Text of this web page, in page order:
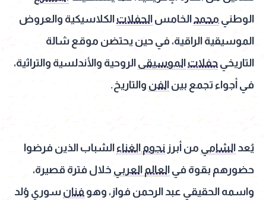
الوطني محمد الخامس الحفلات الكلاسيكية والعروض
الموسيقية الراقية، في حين يحتضن موقع شالة
التاريخي حفلات الموسيقى الروحية والأندلسية والتراثية،
في أجواء تجمع بين الفن والتاريخ.
يُعد الشامي من أبرز نجوم الغناء الشباب الذين فرضوا
حضورهم بقوة في العالم العربي خلال فترة قصيرة،
واسمه الحقيقي عبد الرحمن فواز، وهو فنان سوري وُلد